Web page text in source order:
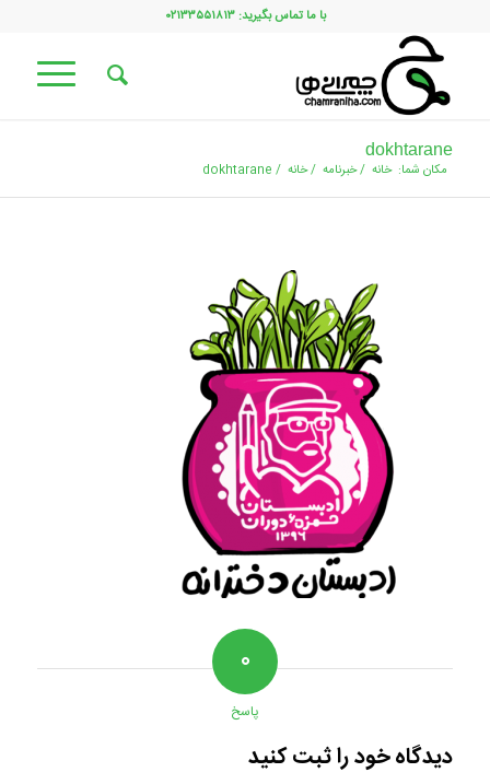
با ما تماس بگیرید: ۰۲۱۳۳۵۵۱۸۱۳
dokhtarane
مکان شما: خانه /خبرنامه /خانه /
dokhtarane
۰
پاسخ
دیدگاه خود را ثبت کنید